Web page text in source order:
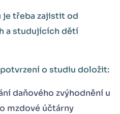
je třeba zajistit od
a studujících dětí
o studiu doložit:
daňového zvýhodnění u
mzdové účtárny